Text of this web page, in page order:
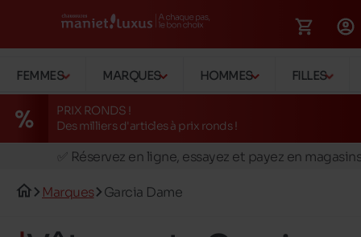
FEMMES MARQUES HOMMES FILLES
PRIX RONDS !
Des milliers d'articles à prix ronds !
🚛 Livraison gratuite en magasins
✅ Réservez en ligne, essayez et payez en
🔁 retours valables pendant 30 jours
Marques Garcia Dame